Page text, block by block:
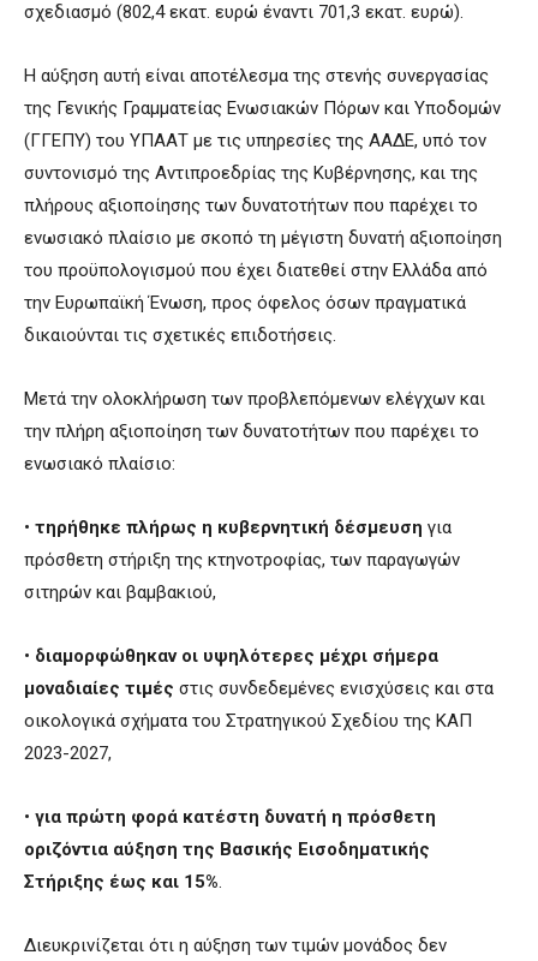
σχεδιασμό (802,4 εκατ. ευρώ έναντι 701,3 εκατ. ευρώ).
Η αύξηση αυτή είναι αποτέλεσμα της στενής συνεργασίας
της Γενικής Γραμματείας Ενωσιακών Πόρων και Υποδομών
(ΓΓΕΠΥ) του ΥΠΑΑΤ με τις υπηρεσίες της ΑΑΔΕ, υπό τον
συντονισμό της Αντιπροεδρίας της Κυβέρνησης, και της
πλήρους αξιοποίησης των δυνατοτήτων που παρέχει το
ενωσιακό πλαίσιο με σκοπό τη μέγιστη δυνατή αξιοποίηση
του προϋπολογισμού που έχει διατεθεί στην Ελλάδα από
την Ευρωπαϊκή Ένωση, προς όφελος όσων πραγματικά
δικαιούνται τις σχετικές επιδοτήσεις.
Μετά την ολοκλήρωση των προβλεπόμενων ελέγχων και
την πλήρη αξιοποίηση των δυνατοτήτων που παρέχει το
ενωσιακό πλαίσιο:
• τηρήθηκε πλήρως η κυβερνητική δέσμευση για
πρόσθετη στήριξη της κτηνοτροφίας, των παραγωγών
σιτηρών και βαμβακιού,
• διαμορφώθηκαν οι υψηλότερες μέχρι σήμερα
μοναδιαίες τιμές στις συνδεδεμένες ενισχύσεις και στα
οικολογικά σχήματα του Στρατηγικού Σχεδίου της ΚΑΠ
2023-2027,
• για πρώτη φορά κατέστη δυνατή η πρόσθετη
οριζόντια αύξηση της Βασικής Εισοδηματικής
Στήριξης έως και 15%.
Διευκρινίζεται ότι η αύξηση των τιμών μονάδος δεν